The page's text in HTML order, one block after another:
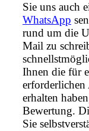
Sie uns auch
WhatsApp
rund um die
Mail zu
Ihnen die für
erforderlichen
erhalten
Bewertung.
Sie